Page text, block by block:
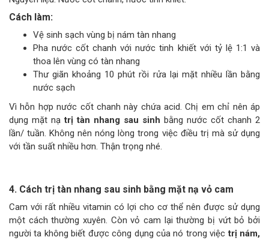
Cách làm:
Vệ sinh sạch vùng bị nám tàn nhang
Pha nước cốt chanh với nước tinh khiết với tỷ lệ 1:1 và
thoa lên vùng có tàn nhang
Thư giãn khoảng 10 phút rồi rửa lại mặt nhiều lần bằng
nước sạch
Vì hỗn hợp nước cốt chanh này chứa acid. Chị em chỉ nên áp
dụng mặt nạtrị tàn nhang sau sinh bằng nước cốt chanh 2
lần/ tuần. Không nên nóng lòng trong việc điều trị mà sử dụng
với tần suất nhiều hơn. Thận trọng nhé.
4. Cách trị tàn nhang sau sinh bằng mặt nạ vỏ cam
Cam với rất nhiều vitamin có lợi cho cơ thể nên được sử dụng
một cách thường xuyên. Còn vỏ cam lại thường bị vứt bỏ bởi
người ta không biết được công dụng của nó trong việctrị nám,